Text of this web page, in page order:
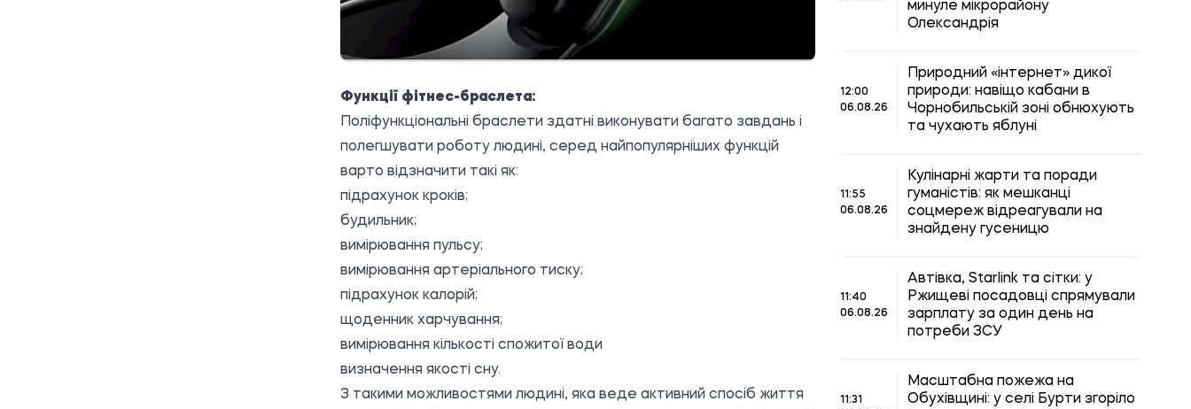
Функції фітнес-браслета:
Поліфункціональні браслети здатні виконувати багато завдань і
полегшувати роботу людині, серед найпопулярніших функцій
варто відзначити такі як:
підрахунок кроків;
будильник;
вимірювання пульсу;
вимірювання артеріального тиску;
підрахунок калорій;
щоденник харчування;
вимірювання кількості спожитої води
визначення якості сну.
З такими можливостями людині, яка веде активний спосіб життя
минуле мікрорайону
Олександрія
12:00
06.08.26
Природний «інтернет» дикої
природи: навіщо кабани в
Чорнобильській зоні обнюхують
та чухають яблуні
11:55
06.08.26
Кулінарні жарти та поради
гуманістів: як мешканці
соцмереж відреагували на
знайдену гусеницю
11:40
06.08.26
Автівка, Starlink та сітки: у
Ржищеві посадовці спрямували
зарплату за один день на
потреби ЗСУ
11:31
Масштабна пожежа на
Обухівщині: у селі Бурти згоріло